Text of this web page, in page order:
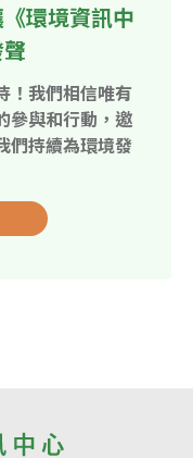
環境資訊中
！我們相信唯有
參與和行動，邀
們持續為環境發